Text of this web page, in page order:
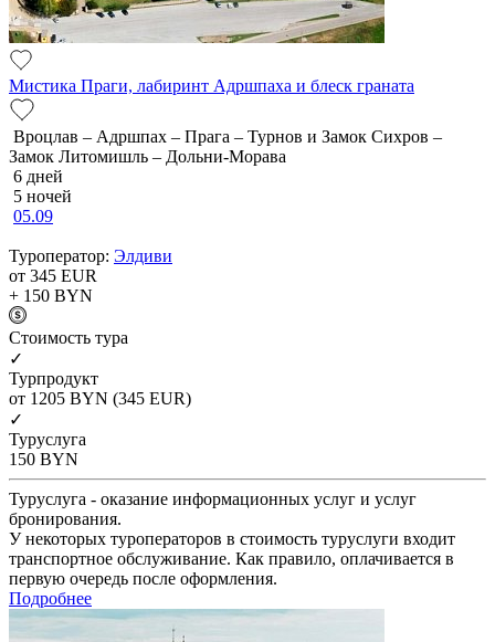
Мистика Праги, лабиринт Адршпаха и блеск граната
Вроцлав – Адршпах – Прага – Турнов и Замок Сихров –
Замок Литомишль – Дольни-Морава
6 дней
5 ночей
05.09
Туроператор: Элдиви
от 345 EUR
+ 150 BYN
Cтоимость тура
✓
Турпродукт
от 1205 BYN (345 EUR)
✓
Туруслуга
150 BYN
Туруслуга - оказание информационных услуг и услуг
бронирования.
У некоторых туроператоров в стоимость туруслуги входит
транспортное обслуживание. Как правило, оплачивается в
первую очередь после оформления.
Подробнее